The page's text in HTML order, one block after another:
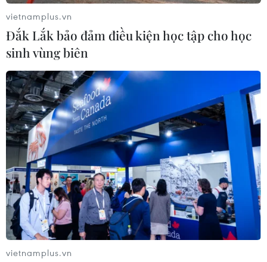
vietnamplus.vn
Đắk Lắk bảo đảm điều kiện học tập cho học
sinh vùng biên
vietnamplus.vn